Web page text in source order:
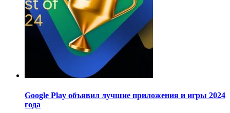
Google Play объявил лучшие приложения и игры 2024
года